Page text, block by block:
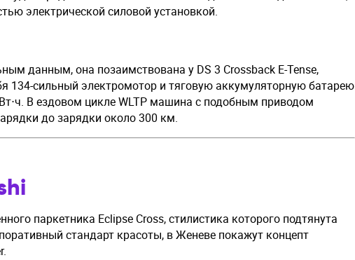
электрической силовой установкой.
данным, она позаимствована у DS 3 Crossback E-Tense,
134-сильный электромотор и тяговую аккумуляторную батарею
В ездовом цикле WLTP машина с подобным приводом
до зарядки около 300 км.
паркетника Eclipse Cross, стилистика которого подтянута
стандарт красоты, в Женеве покажут концепт